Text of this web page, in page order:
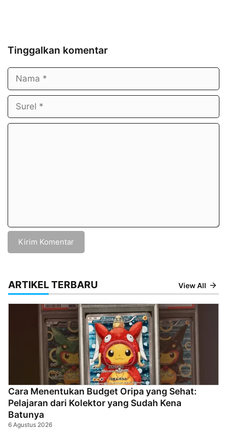
Tinggalkan komentar
Nama
Surel
Komentar
ARTIKEL TERBARU View All
Cara Menentukan Budget Oripa yang Sehat:
Pelajaran dari Kolektor yang Sudah Kena
Batunya
6 Agustus 2026